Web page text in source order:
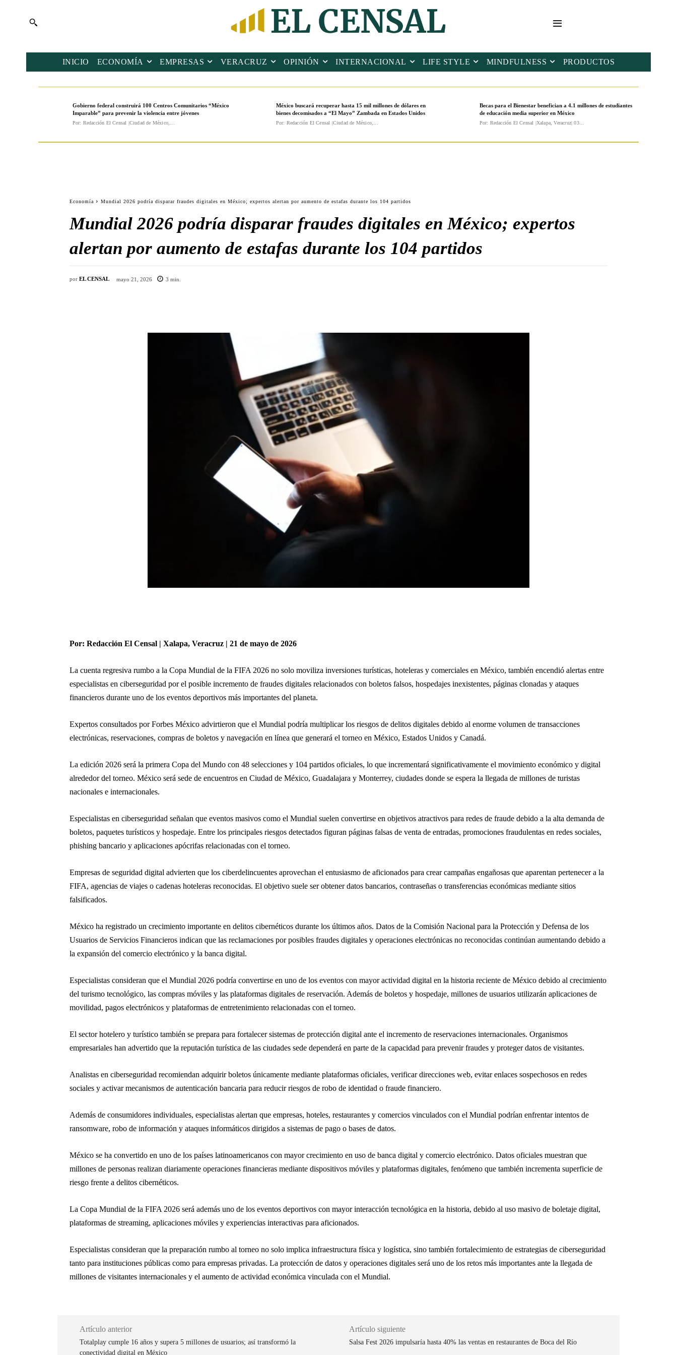
INICIO ECONOMÍA EMPRESAS VERACRUZ OPINIÓN INTERNACIONAL LIFE STYLE MINDFULNESS PRODUCTOS
Gobierno federal construirá 100 Centros Comunitarios “México
Imparable” para prevenir la violencia entre jóvenes
Por: Redacción El Censal |Ciudad de México,...
México buscará recuperar hasta 15 mil millones de dólares en
bienes decomisados a “El Mayo” Zambada en Estados Unidos
Por: Redacción El Censal |Ciudad de México,...
Becas para el Bienestar benefician a 4.1 millones de estudiantes
de educación media superior en México
Por: Redacción El Censal |Xalapa, Veracruz| 03...
Economía Mundial 2026 podría disparar fraudes digitales en México; expertos alertan por aumento de estafas durante los 104 partidos
Mundial 2026 podría disparar fraudes digitales en México; expertos
alertan por aumento de estafas durante los 104 partidos
por EL CENSAL mayo 21, 2026 3 min.
Por: Redacción El Censal | Xalapa, Veracruz | 21 de mayo de 2026
La cuenta regresiva rumbo a la Copa Mundial de la FIFA 2026 no solo moviliza inversiones turísticas, hoteleras y comerciales en México, también encendió alertas entre
especialistas en ciberseguridad por el posible incremento de fraudes digitales relacionados con boletos falsos, hospedajes inexistentes, páginas clonadas y ataques
financieros durante uno de los eventos deportivos más importantes del planeta.
Expertos consultados porForbes México advirtieron que el Mundial podría multiplicar los riesgos de delitos digitales debido al enorme volumen de transacciones
electrónicas, reservaciones, compras de boletos y navegación en línea que generará el torneo en México, Estados Unidos y Canadá.
La edición 2026 será la primera Copa del Mundo con 48 selecciones y 104 partidos oficiales, lo que incrementará significativamente el movimiento económico y digital
alrededor del torneo. México será sede de encuentros en Ciudad de México, Guadalajara y Monterrey, ciudades donde se espera la llegada de millones de turistas
nacionales e internacionales.
Especialistas en ciberseguridad señalan que eventos masivos como el Mundial suelen convertirse en objetivos atractivos para redes de fraude debido a la alta demanda de
boletos, paquetes turísticos y hospedaje. Entre los principales riesgos detectados figuran páginas falsas de venta de entradas, promociones fraudulentas en redes sociales,
phishing bancario y aplicaciones apócrifas relacionadas con el torneo.
Empresas de seguridad digital advierten que los ciberdelincuentes aprovechan el entusiasmo de aficionados para crear campañas engañosas que aparentan pertenecer a la
FIFA, agencias de viajes o cadenas hoteleras reconocidas. El objetivo suele ser obtener datos bancarios, contraseñas o transferencias económicas mediante sitios
falsificados.
México ha registrado un crecimiento importante en delitos cibernéticos durante los últimos años. Datos de la Comisión Nacional para la Protección y Defensa de los
Usuarios de Servicios Financieros indican que las reclamaciones por posibles fraudes digitales y operaciones electrónicas no reconocidas continúan aumentando debido a
la expansión del comercio electrónico y la banca digital.
Especialistas consideran que el Mundial 2026 podría convertirse en uno de los eventos con mayor actividad digital en la historia reciente de México debido al crecimiento
del turismo tecnológico, las compras móviles y las plataformas digitales de reservación. Además de boletos y hospedaje, millones de usuarios utilizarán aplicaciones de
movilidad, pagos electrónicos y plataformas de entretenimiento relacionadas con el torneo.
El sector hotelero y turístico también se prepara para fortalecer sistemas de protección digital ante el incremento de reservaciones internacionales. Organismos
empresariales han advertido que la reputación turística de las ciudades sede dependerá en parte de la capacidad para prevenir fraudes y proteger datos de visitantes.
Analistas en ciberseguridad recomiendan adquirir boletos únicamente mediante plataformas oficiales, verificar direcciones web, evitar enlaces sospechosos en redes
sociales y activar mecanismos de autenticación bancaria para reducir riesgos de robo de identidad o fraude financiero.
Además de consumidores individuales, especialistas alertan que empresas, hoteles, restaurantes y comercios vinculados con el Mundial podrían enfrentar intentos de
ransomware, robo de información y ataques informáticos dirigidos a sistemas de pago o bases de datos.
México se ha convertido en uno de los países latinoamericanos con mayor crecimiento en uso de banca digital y comercio electrónico. Datos oficiales muestran que
millones de personas realizan diariamente operaciones financieras mediante dispositivos móviles y plataformas digitales, fenómeno que también incrementa superficie de
riesgo frente a delitos cibernéticos.
La Copa Mundial de la FIFA 2026 será además uno de los eventos deportivos con mayor interacción tecnológica en la historia, debido al uso masivo de boletaje digital,
plataformas de streaming, aplicaciones móviles y experiencias interactivas para aficionados.
Especialistas consideran que la preparación rumbo al torneo no solo implica infraestructura física y logística, sino también fortalecimiento de estrategias de ciberseguridad
tanto para instituciones públicas como para empresas privadas. La protección de datos y operaciones digitales será uno de los retos más importantes ante la llegada de
millones de visitantes internacionales y el aumento de actividad económica vinculada con el Mundial.
Artículo anterior
Totalplay cumple 16 años y supera 5 millones de usuarios; así transformó la
conectividad digital en México
Artículo siguiente
Salsa Fest 2026 impulsaría hasta 40% las ventas en restaurantes de Boca del Río